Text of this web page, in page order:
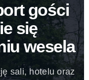
gości
się
wesela
sali, hotelu oraz